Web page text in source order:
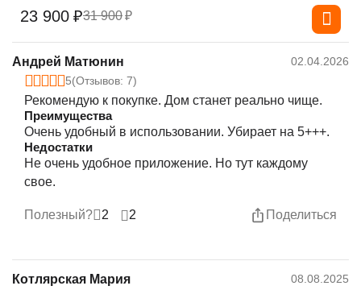
23 900 ₽31 900₽
Андрей Матюнин
02.04.2026
5(Отзывов: 7)
Рекомендую к покупке. Дом станет реально чище.
Преимущества
Очень удобный в использовании. Убирает на 5+++.
Недостатки
Не очень удобное приложение. Но тут каждому
свое.
Полезный? 2 2 Поделиться
Котлярская Мария
08.08.2025